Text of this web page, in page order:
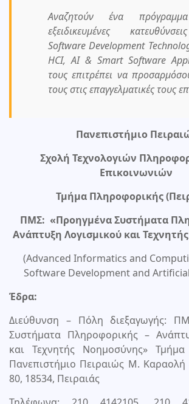
Αναζητούν ένα
εξειδικευμένες
Software Development
HCI, AI & Smart Software
τους επιτρέπει να
τους στις επαγγελματικές τους
Πανεπιστήμιο
Σχολή Τεχνολογιών
Επικοινωνιών
Τμήμα Πληροφορικής
ΠΜΣ: «Προηγμένα Συστήματα
Ανάπτυξη Λογισμικού και
(Advanced Informatics and
Software Development and
Έδρα:
Διεύθυνση – Πόλη διεξαγωγής:
Συστήματα Πληροφορικής –
και Τεχνητής Νοημοσύνης»
Πανεπιστήμιο Πειραιώς Μ.
80, 18534, Πειραιάς